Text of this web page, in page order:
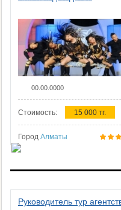
00.00.0000
Стоимость: 15 000 тг.
Город Алматы
Руководитель тур